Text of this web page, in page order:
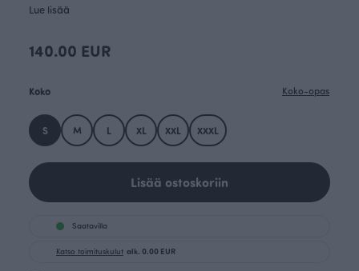
Lue lisää
140.00 EUR
Koko Koko-opas
S M L XL XXL XXXL
Lisää ostoskoriin
Saatavilla
Katso toimituskulut alk. 0.00 EUR